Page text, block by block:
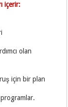
içerir:
olan
için bir plan
programlar.